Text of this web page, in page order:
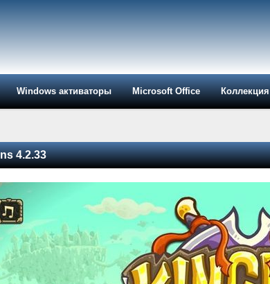
Windows активаторы Microsoft Office Коллекция
4.2.33